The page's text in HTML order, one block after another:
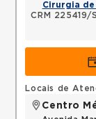
Cirurgia
CRM 225419/
Locais de
Centro